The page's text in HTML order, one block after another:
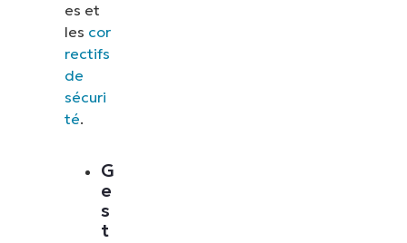
es et
les cor
rectifs
de
sécuri
té.
G
e
s
t